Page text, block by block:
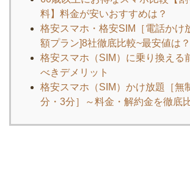
料】料金が安いおすすめは？
格安スマホ・格安SIM［電話かけ
額プラン]8社徹底比較~最安値は？
格安スマホ（SIM）に乗り換える
べきデメリット
格安スマホ（SIM）かけ放題［無
分・3分］～料金・解約金を徹底